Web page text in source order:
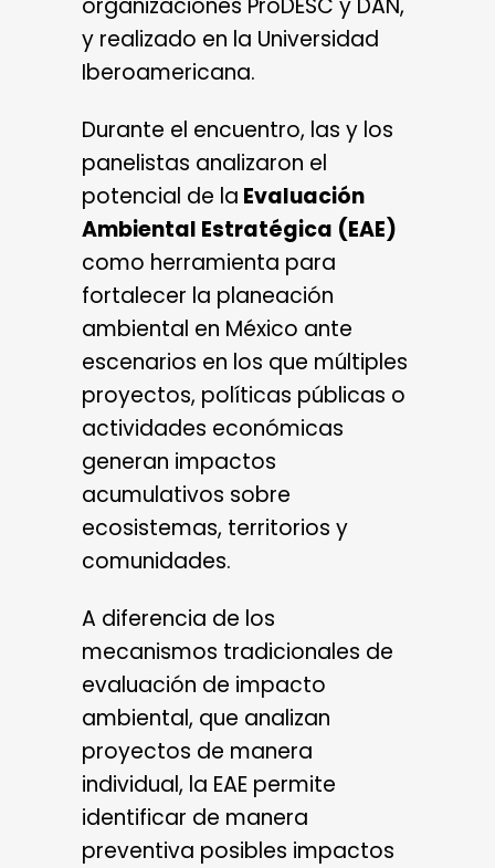
organizaciones ProDESC y DAN,
y realizado en la Universidad
Iberoamericana.
Durante el encuentro, las y los
panelistas analizaron el
potencial de la Evaluación
Ambiental Estratégica (EAE)
como herramienta para
fortalecer la planeación
ambiental en México ante
escenarios en los que múltiples
proyectos, políticas públicas o
actividades económicas
generan impactos
acumulativos sobre
ecosistemas, territorios y
comunidades.
A diferencia de los
mecanismos tradicionales de
evaluación de impacto
ambiental, que analizan
proyectos de manera
individual, la EAE permite
identificar de manera
preventiva posibles impactos